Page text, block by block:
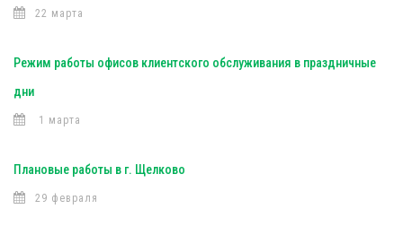
22 марта
Режим работы офисов клиентского обслуживания в праздничные
дни
1 марта
Плановые работы в г. Щелково
29 февраля